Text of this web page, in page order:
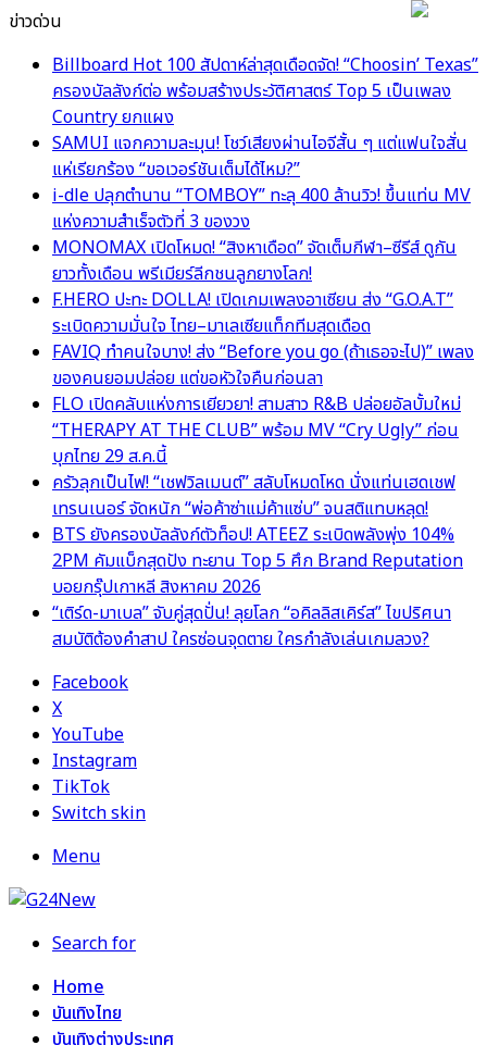
ข่าวด่วน
Billboard Hot 100 สัปดาห์ล่าสุดเดือดจัด! “Choosin’ Texas”
ครองบัลลังก์ต่อ พร้อมสร้างประวัติศาสตร์ Top 5 เป็นเพลง
Country ยกแผง
SAMUI แจกความละมุน! โชว์เสียงผ่านไอจีสั้น ๆ แต่แฟนใจสั่น
แห่เรียกร้อง “ขอเวอร์ชันเต็มได้ไหม?”
i-dle ปลุกตำนาน “TOMBOY” ทะลุ 400 ล้านวิว! ขึ้นแท่น MV
แห่งความสำเร็จตัวที่ 3 ของวง
MONOMAX เปิดโหมด! “สิงหาเดือด” จัดเต็มกีฬา–ซีรีส์ ดูกัน
ยาวทั้งเดือน พรีเมียร์ลีกชนลูกยางโลก!
F.HERO ปะทะ DOLLA! เปิดเกมเพลงอาเซียน ส่ง “G.O.A.T”
ระเบิดความมั่นใจ ไทย–มาเลเซียแท็กทีมสุดเดือด
FAVIQ ทำคนใจบาง! ส่ง “Before you go (ถ้าเธอจะไป)” เพลง
ของคนยอมปล่อย แต่ขอหัวใจคืนก่อนลา
FLO เปิดคลับแห่งการเยียวยา! สามสาว R&B ปล่อยอัลบั้มใหม่
“THERAPY AT THE CLUB” พร้อม MV “Cry Ugly” ก่อน
บุกไทย 29 ส.ค.นี้
ครัวลุกเป็นไฟ! “เชฟวิลเมนต์” สลับโหมดโหด นั่งแท่นเฮดเชฟ
เทรนเนอร์ จัดหนัก “พ่อค้าซ่าแม่ค้าแซ่บ” จนสติแทบหลุด!
BTS ยังครองบัลลังก์ตัวท็อป! ATEEZ ระเบิดพลังพุ่ง 104%
2PM คัมแบ็กสุดปัง ทะยาน Top 5 ศึก Brand Reputation
บอยกรุ๊ปเกาหลี สิงหาคม 2026
“เติร์ด-มาเบล” จับคู่สุดปั่น! ลุยโลก “อคิลลิสเคิร์ส” ไขปริศนา
สมบัติต้องคำสาป ใครซ่อนจุดตาย ใครกำลังเล่นเกมลวง?
Facebook
X
YouTube
Instagram
TikTok
Switch skin
Menu
Search for
Home
บันเทิงไทย
บันเทิงต่างประเทศ